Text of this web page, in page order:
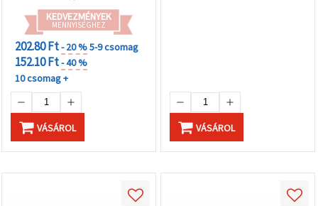
KEDVEZMÉNYEK
MENNYISÉGHEZ
202.80 Ft- 20 %5-9 csomag
152.10 Ft- 40 %
10 csomag +
VÁSÁROL VÁSÁROL